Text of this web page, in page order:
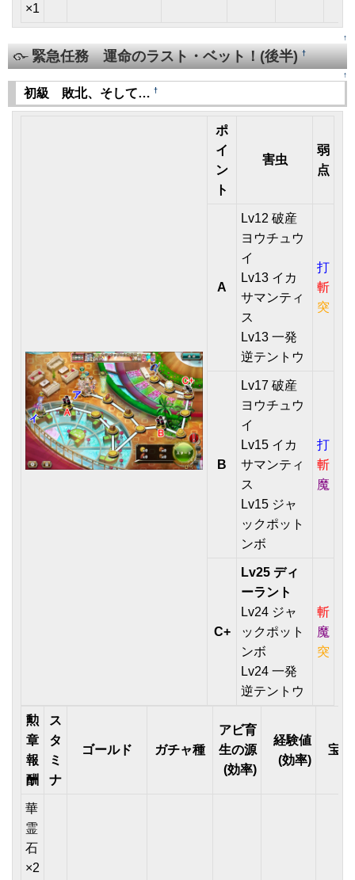
×1
↑
緊急任務 運命のラスト・ベット！(後半)†
↑
初級 敗北、そして… †
ポ
イ
ン
ト
害虫
弱
点
A
Lv12 破産
ヨウチュウ
イ
Lv13 イカ
サマンティ
ス
Lv13 一発
逆テントウ
打
斬
突
B
Lv17 破産
ヨウチュウ
イ
Lv15 イカ
サマンティ
ス
Lv15 ジャ
ックポット
ンボ
打
斬
魔
C+
Lv25 ディ
ーラント
Lv24 ジャ
ックポット
ンボ
Lv24 一発
逆テントウ
斬
魔
突
勲
章
報
酬
ス
タ
ミ
ナ
ゴールド ガチャ種
アビ育
生の源
(効率)
経験値
(効率)
宝箱
華
霊
石
×2